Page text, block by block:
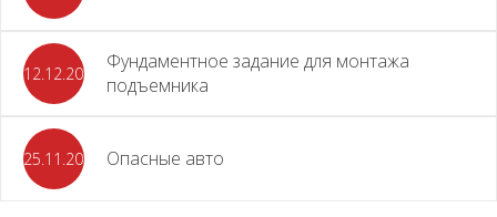
12.12.2023
Фундаментное задание для монтажа
подъемника
25.11.2023 Опасные авто